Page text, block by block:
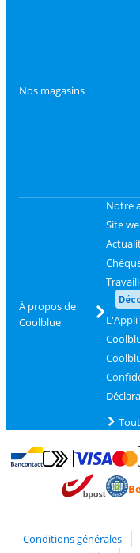
Nos magasins
À propos de
Coolblue
Notre
Site
Payer avec Bancontact
Payer avec
Conditions générales